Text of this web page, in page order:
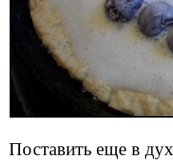
Поставить еще в